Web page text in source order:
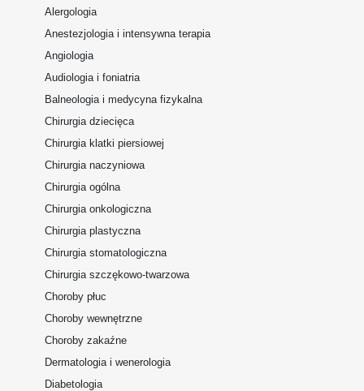
Alergologia
Anestezjologia i intensywna terapia
Angiologia
Audiologia i foniatria
Balneologia i medycyna fizykalna
Chirurgia dziecięca
Chirurgia klatki piersiowej
Chirurgia naczyniowa
Chirurgia ogólna
Chirurgia onkologiczna
Chirurgia plastyczna
Chirurgia stomatologiczna
Chirurgia szczękowo-twarzowa
Choroby płuc
Choroby wewnętrzne
Choroby zakaźne
Dermatologia i wenerologia
Diabetologia